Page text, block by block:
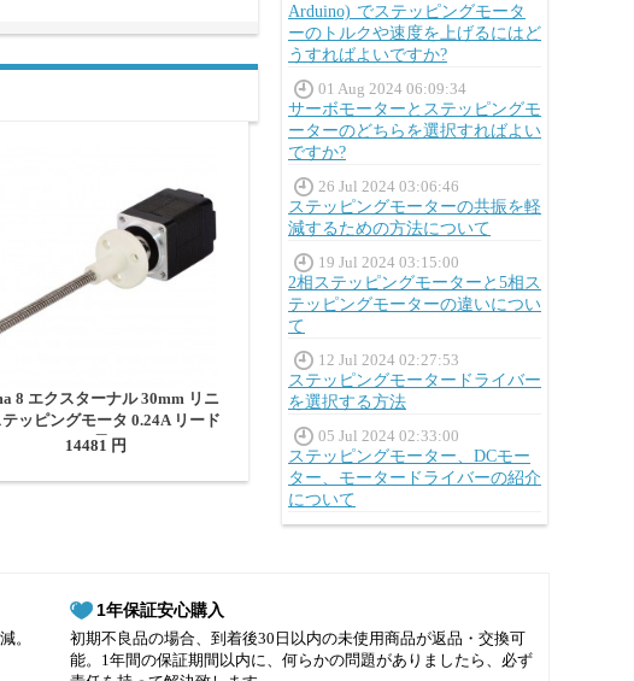
Arduino) でステッピングモータ
ーのトルクや速度を上げるにはど
うすればよいですか?
01 Aug 2024 06:09:34
サーボモーターとステッピングモ
ーターのどちらを選択すればよい
ですか?
26 Jul 2024 03:06:46
ステッピングモーターの共振を軽
減するための方法について
19 Jul 2024 03:15:00
2相ステッピングモーターと5相ス
テッピングモーターの違いについ
て
12 Jul 2024 02:27:53
ステッピングモータードライバー
を選択する方法
05 Jul 2024 02:33:00
ステッピングモーター、DCモー
ター、モータードライバーの紹介
について
8 エクスターナル 30mm リニ
ッピングモータ 0.24A リード
0.6096mm 長さ150mm
14481 円
。
1年保証安心購入
初期不良品の場合、到着後30日以内の未使用商品が返品・交換可
能。1年間の保証期間以内に、何らかの問題がありましたら、必ず